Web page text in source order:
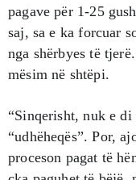
pagave për 1-25
saj, sa e ka forcuar
nga shërbyes të
mësim në shtëpi.
“Sinqerisht, nuk e
“udhëheqës”. Por,
proceson pagat të